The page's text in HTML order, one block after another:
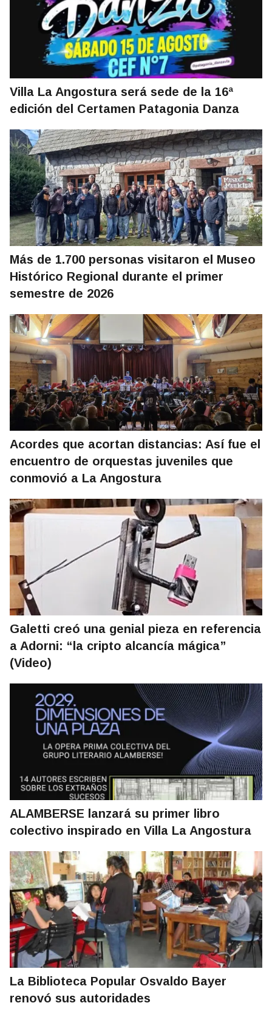
Villa La Angostura será sede de la 16ª
edición del Certamen Patagonia Danza
Más de 1.700 personas visitaron el Museo
Histórico Regional durante el primer
semestre de 2026
Acordes que acortan distancias: Así fue el
encuentro de orquestas juveniles que
conmovió a La Angostura
Galetti creó una genial pieza en referencia
a Adorni: “la cripto alcancía mágica”
(Video)
ALAMBERSE lanzará su primer libro
colectivo inspirado en Villa La Angostura
La Biblioteca Popular Osvaldo Bayer
renovó sus autoridades